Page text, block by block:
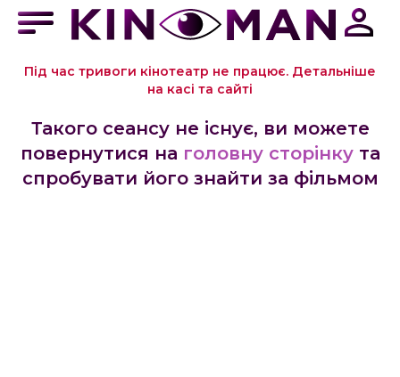
Під час тривоги кінотеатр не працює. Детальніше
на касі та сайті
Такого сеансу не існує, ви можете
повернутися на головну сторінку та
спробувати його знайти за фільмом